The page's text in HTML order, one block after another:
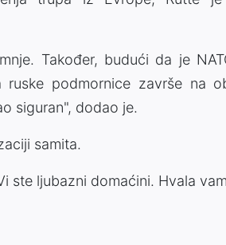
Također, budući da je
podmornice završe na
siguran", dodao je.
samita.
ste ljubazni domaćini. Hvala